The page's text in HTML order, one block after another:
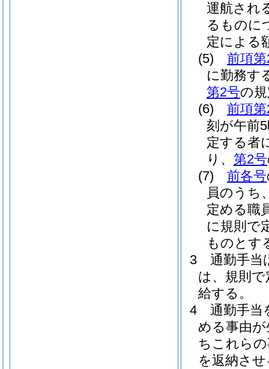
運航され
るものに
定による
(5)
前項
に勤務す
第2号の
(6)
前項
刻が午前
定する者
り、 第2号
(7)
前各号
員のうち
定める職
に規則で
ものとす
3
通勤手当
は、規則
給する。
4
通勤手当
める事由
ちこれら
を返納さ